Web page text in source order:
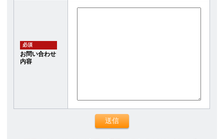
必須
お問い合わせ
内容